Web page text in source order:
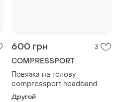
600 грн 3
COMPRESSPORT
Повязка на голову
compressport headband
on/off red
Другой